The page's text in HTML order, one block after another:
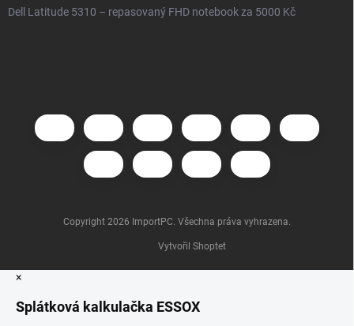
Dell Latitude 5310 – repasovaný FHD notebook za 5000 Kč
Vytvořil Shoptet
Copyright 2026 ImportPC. Všechna práva vyhrazena.
×
Splátková kalkulačka ESSOX